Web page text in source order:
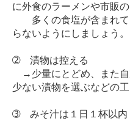
に外食のラーメンや市販
多くの食塩が含まれて
らないようにしましょう。
➁ 漬物は控える
→少量にとどめ、また自
少ない漬物を選ぶなどの工
➂ みそ汁は１日１杯以内